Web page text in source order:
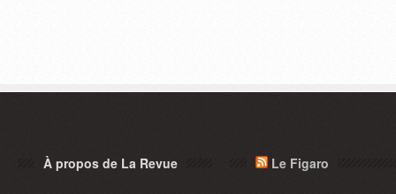
À propos de La Revue Le Figaro